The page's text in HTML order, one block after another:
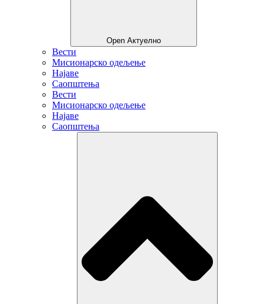
Open Актуелно
Вести
Мисионарско одељење
Најаве
Саопштења
Вести
Мисионарско одељење
Најаве
Саопштења